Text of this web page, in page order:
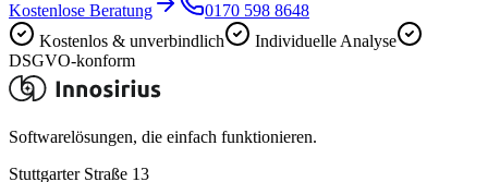
Kostenlose Beratung
0170 598 8648
Kostenlos & unverbindlich
Individuelle Analyse
DSGVO-konform
Softwarelösungen, die einfach funktionieren.
Stuttgarter Straße 13